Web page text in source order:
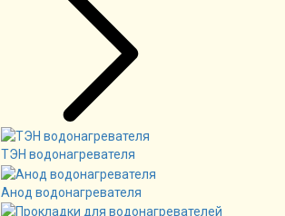
ТЭН водонагревателя
Анод водонагревателя